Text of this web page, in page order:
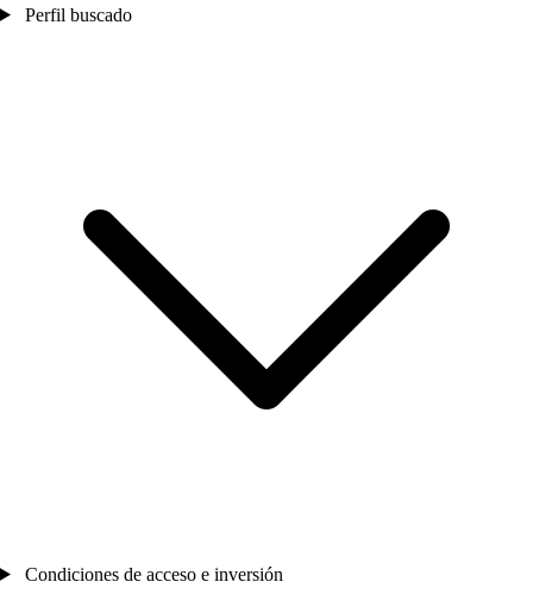
Perfil buscado
Condiciones de acceso e inversión